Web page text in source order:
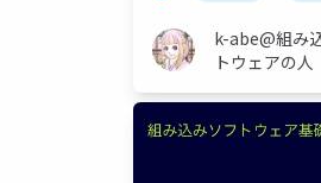
k-abe@組み
トウェアの人